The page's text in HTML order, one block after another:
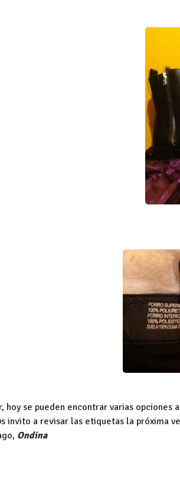
hoy se pueden encontrar varias opciones
invito a revisar las etiquetas la próxima
Ondina